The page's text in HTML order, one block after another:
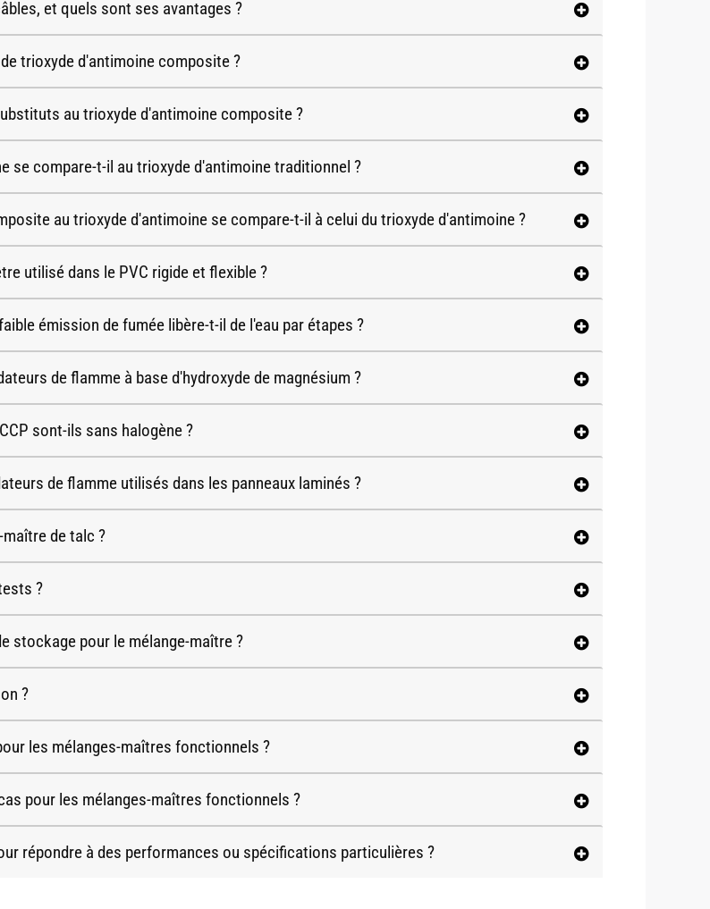
et quels sont ses avantages ?
trioxyde d'antimoine composite ?
au trioxyde d'antimoine composite ?
se compare-t-il au trioxyde d'antimoine traditionnel ?
au trioxyde d'antimoine se compare-t-il à celui du trioxyde d'antimoine ?
utilisé dans le PVC rigide et flexible ?
émission de fumée libère-t-il de l'eau par étapes ?
de flamme à base d'hydroxyde de magnésium ?
sont-ils sans halogène ?
de flamme utilisés dans les panneaux laminés ?
de talc ?
?
stockage pour le mélange-maître ?
?
les mélanges-maîtres fonctionnels ?
pour les mélanges-maîtres fonctionnels ?
répondre à des performances ou spécifications particulières ?